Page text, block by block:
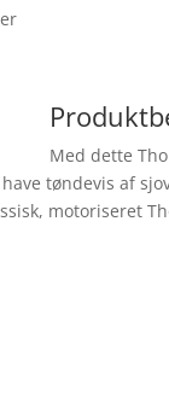
Med dette
tøndevis af
motoriseret